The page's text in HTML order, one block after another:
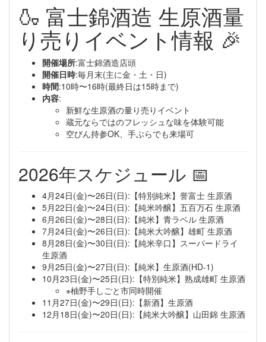
🍶 富士錦酒造 生原酒量
り売りイベント情報 🎉
開催場所:富士錦酒造店頭
開催日時:毎月末(主に金・土・日)
時間:10時〜16時(最終日は15時まで)
内容:
新鮮な生原酒の量り売りイベント
蔵元ならではのフレッシュな味を体験可能
空びん持参OK、手ぶらでも来場可
2026年スケジュール 📅
4月24日(金)〜26日(日):【特別純米】誉富士 生原酒
5月22日(金)〜24日(日):【純米吟醸】五百万石 生原酒
6月26日(金)〜28日(日):【純米】青ラベル 生原酒
7月24日(金)〜26日(日):【純米大吟醸】雄町 生原酒
8月28日(金)〜30日(日):【純米辛口】スーパードライ
生原酒
9月25日(金)〜27日(日):【純米】生原酒(HD-1)
10月23日(金)〜25日(日):【特別純米】熟成雄町 生原酒
※柚野手しごと市同時開催
11月27日(金)〜29日(日):【新酒】生原酒
12月18日(金)〜20日(日):【純米大吟醸】山田錦 生原酒